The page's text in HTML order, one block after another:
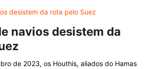
navios desistem da
de 2023, os Houthis, aliados do Hamas